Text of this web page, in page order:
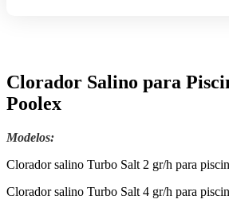
Clorador Salino para
Poolex
Modelos:
Clorador salino Turbo Salt 2 gr/h para
Clorador salino Turbo Salt 4 gr/h para